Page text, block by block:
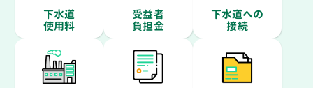
下水道
使用料
受益者
負担金
下水道への
接続